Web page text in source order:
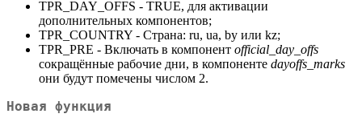
TPR_DAY_OFFS - TRUE, для активации
дополнительных компонентов;
TPR_COUNTRY - Страна: ru, ua, by или kz;
TPR_PRE - Включать в компонент official_day_offs
сокращённые рабочие дни, в компоненте dayoffs_marks
они будут помечены числом 2.
Новая функция